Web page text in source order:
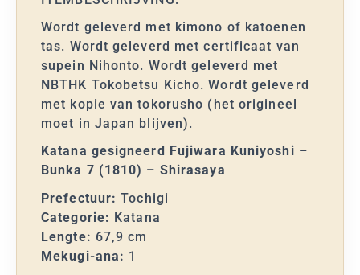
Wordt geleverd met kimono of katoenen
tas. Wordt geleverd met certificaat van
supein Nihonto. Wordt geleverd met
NBTHK Tokobetsu Kicho. Wordt geleverd
met kopie van tokorusho (het origineel
moet in Japan blijven).
Katana gesigneerd Fujiwara Kuniyoshi –
Bunka 7 (1810) – Shirasaya
Prefectuur: Tochigi
Categorie: Katana
Lengte: 67,9 cm
Mekugi-ana: 1